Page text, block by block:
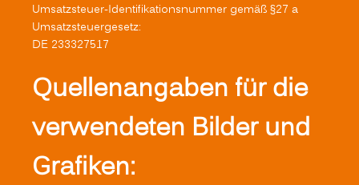
Umsatzsteuer-Identifikationsnummer gemäß §27 a
Umsatzsteuergesetz:
DE 233327517
Quellenangaben für die
verwendeten Bilder und
Grafiken: